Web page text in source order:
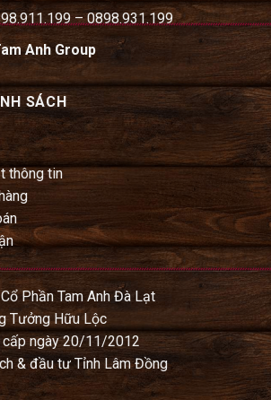
– 0898.931.199
Anh Group
SÁCH
thông tin
Phần Tam Anh Đà Lạt
Tưởng Hữu Lộc
ngày 20/11/2012
& đầu tư Tỉnh Lâm Đồng